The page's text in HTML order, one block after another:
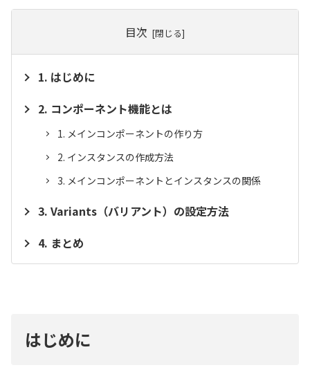
目次
はじめに
コンポーネント機能とは
メインコンポーネントの作り方
インスタンスの作成方法
メインコンポーネントとインスタンスの関係
Variants（バリアント）の設定方法
まとめ
はじめに